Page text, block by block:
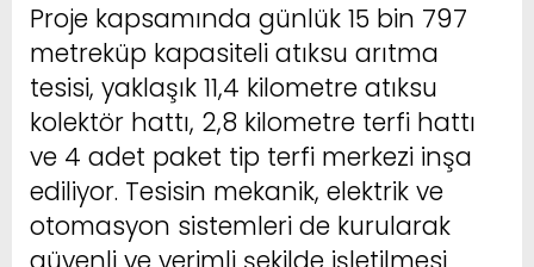
Proje kapsamında günlük 15 bin 797
metreküp kapasiteli atıksu arıtma
tesisi, yaklaşık 11,4 kilometre atıksu
kolektör hattı, 2,8 kilometre terfi hattı
ve 4 adet paket tip terfi merkezi inşa
ediliyor. Tesisin mekanik, elektrik ve
otomasyon sistemleri de kurularak